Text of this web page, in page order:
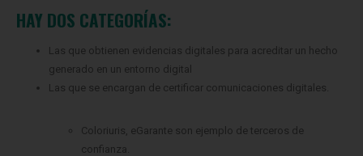
HAY DOS CATEGORÍAS:
Las que obtienen evidencias digitales para acreditar un hecho
generado en un entorno digital
Las que se encargan de certificar comunicaciones digitales.
Coloriuris, eGarante son ejemplo de terceros de
confianza.